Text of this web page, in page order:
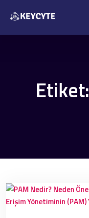
Etiket: